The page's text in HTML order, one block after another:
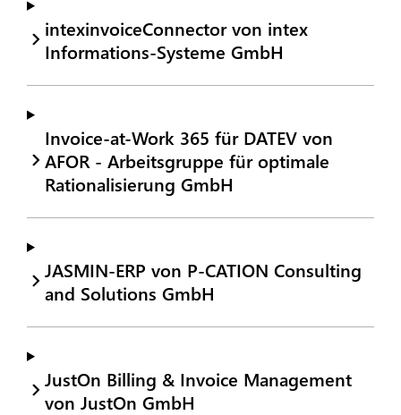
intexinvoiceConnector von intex
Informations-Systeme GmbH
Invoice-at-Work 365 für DATEV von
AFOR - Arbeitsgruppe für optimale
Rationalisierung GmbH
JASMIN-ERP von P-CATION Consulting
and Solutions GmbH
JustOn Billing & Invoice Management
von JustOn GmbH